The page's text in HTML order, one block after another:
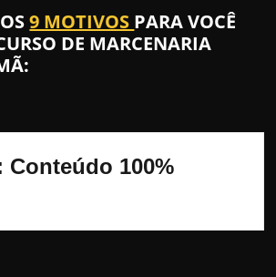
9 MOTIVOS PARA VOCÊ
DE MARCENARIA
Conteúdo 100%